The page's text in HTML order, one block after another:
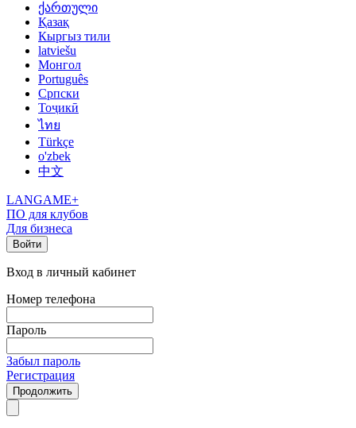
ქართული
Қазақ
Кыргыз тили
latviešu
Монгол
Português
Српски
Тоҷикӣ
ไทย
Türkçe
o'zbek
中文
LANGAME+
ПО для клубов
Для бизнеса
Войти
Вход в личный кабинет
Номер телефона
Пароль
Забыл пароль
Регистрация
Продолжить